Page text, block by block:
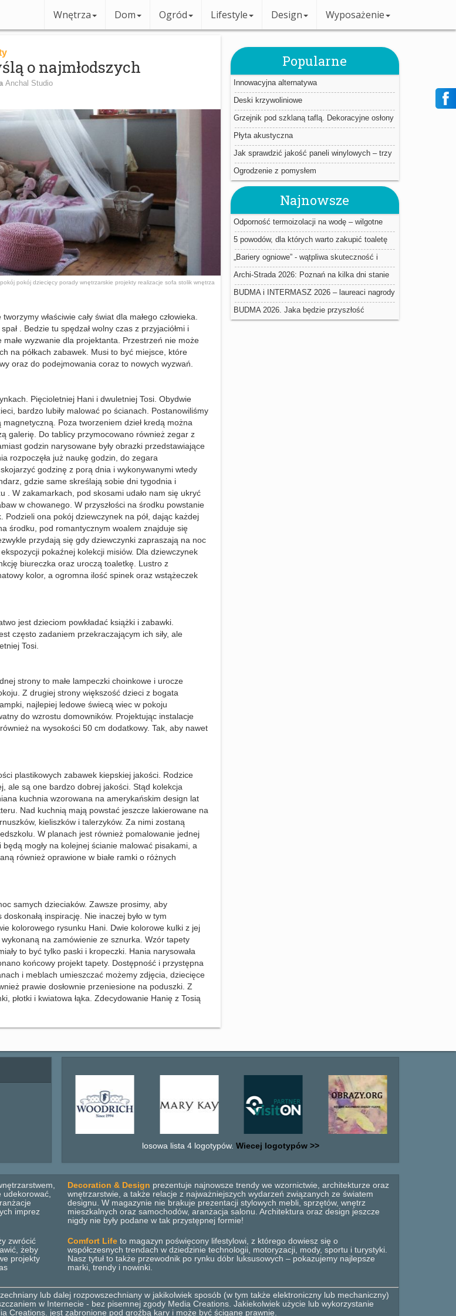
Wnętrza Dom Ogród Lifestyle Design Wyposażenie
o najmłodszych
Anchal Studio
pokój pokój dziecięcy porady wnętrzarskie projekty realizacje sofa stolik wnętrza
właściwie cały świat dla małego człowieka.
. Bedzie tu spędzał wolny czas z przyjaciółmi i
wyzwanie dla projektanta. Przestrzeń nie może
na półkach zabawek. Musi to być miejsce, które
oraz do podejmowania coraz to nowych wyzwań.
Pięcioletniej Hani i dwuletniej Tosi. Obydwie
bardzo lubiły malować po ścianach. Postanowiliśmy
Poza tworzeniem dzieł kredą można
galerię. Do tablicy przymocowano również zegar z
godzin narysowane były obrazki przedstawiające
rozpoczęła już naukę godzin, do zegara
godzinę z porą dnia i wykonywanymi wtedy
gdzie same skreślają sobie dni tygodnia i
. W zakamarkach, pod skosami udało nam się ukryć
w chowanego. W przyszłości na środku powstanie
ona pokój dziewczynek na pół, dając każdej
środku, pod romantycznym woalem znajduje się
przydają się gdy dziewczynki zapraszają na noc
pokaźnej kolekcji misiów. Dla dziewczynek
biureczka oraz uroczą toaletkę. Lustro z
kolor, a ogromna ilość spinek oraz wstążeczek
jest dzieciom powkładać książki i zabawki.
często zadaniem przekraczającym ich siły, ale
Tosi.
strony to małe lampeczki choinkowe i urocze
Z drugiej strony większość dzieci z bogata
najlepiej ledowe świecą wiec w pokoju
do wzrostu domowników. Projektując instalacje
na wysokości 50 cm dodatkowy. Tak, aby nawet
plastikowych zabawek kiepskiej jakości. Rodzice
ale są one bardzo dobrej jakości. Stąd kolekcja
kuchnia wzorowana na amerykańskim design lat
Nad kuchnią mają powstać jeszcze lakierowane na
kieliszków i talerzyków. Za nimi zostaną
W planach jest również pomalowanie jednej
mogły na kolejnej ścianie malować pisakami, a
również oprawione w białe ramki o różnych
samych dzieciaków. Zawsze prosimy, aby
inspirację. Nie inaczej było w tym
kolorowego rysunku Hani. Dwie kolorowe kulki z jej
na zamówienie ze sznurka. Wzór tapety
to być tylko paski i kropeczki. Hania narysowała
końcowy projekt tapety. Dostępność i przystępna
i meblach umieszczać możemy zdjęcia, dziecięce
prawie dosłownie przeniesione na poduszki. Z
płotki i kwiatowa łąka. Zdecydowanie Hanię z Tosią
Popularne
Innowacyjna alternatywa
Deski krzywoliniowe
Grzejnik pod szklaną taflą. Dekoracyjne osłony
Płyta akustyczna
Jak sprawdzić jakość paneli winylowych – trzy
proste triki.
Ogrodzenie z pomysłem
Najnowsze
Odporność termoizolacji na wodę – wilgotne
ocieplenie jest jak mokry sweter
5 powodów, dla których warto zakupić toaletę
myjącą
„Bariery ogniowe” - wątpliwa skuteczność i
negatywny wpływ na trwałość ociepleń
Archi-Strada 2026: Poznań na kilka dni stanie
się stolicą architektury
BUDMA i INTERMASZ 2026 – laureaci nagrody
Złoty Medal Grupy MTP
BUDMA 2026. Jaka będzie przyszłość
budownictwa w Polsce?
losowa lista 4 logotypów. Wiecej logotypów >>
imprez
Decoration & Design prezentuje najnowsze trendy we wzornictwie, architekturze oraz
wnętrzarstwie, a także relacje z najważniejszych wydarzeń związanych ze światem
designu. W magazynie nie brakuje prezentacji stylowych mebli, sprzętów, wnętrz
mieszkalnych oraz samochodów, aranżacja salonu. Architektura oraz design jeszcze
nigdy nie były podane w tak przystępnej formie!
zwrócić
żeby
projekty
Comfort Life to magazyn poświęcony lifestylowi, z którego dowiesz się o
współczesnych trendach w dziedzinie technologii, motoryzacji, mody, sportu i turystyki.
Nasz tytuł to także przewodnik po rynku dóbr luksusowych – pokazujemy najlepsze
marki, trendy i nowinki.
lub dalej rozpowszechniany w jakikolwiek sposób (w tym także elektroniczny lub mechaniczny)
w Internecie - bez pisemnej zgody Media Creations. Jakiekolwiek użycie lub wykorzystanie
Creations. jest zabronione pod groźbą kary i może być ścigane prawnie.